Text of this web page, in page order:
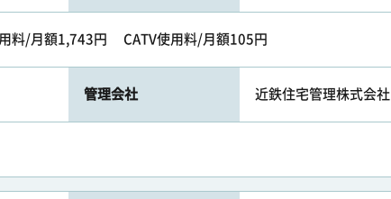
料/月額1,743円 CATV使用料/月額105円
管理会社 近鉄住宅管理株式会社